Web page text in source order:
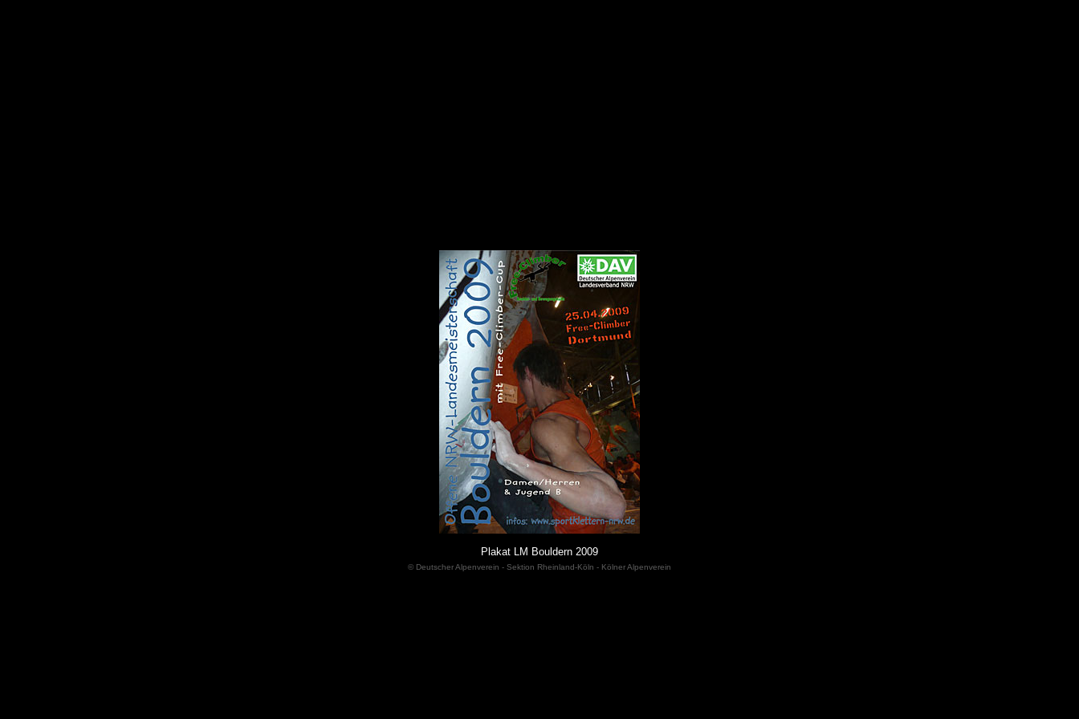
Plakat LM Bouldern 2009
© Deutscher Alpenverein - Sektion Rheinland-Köln - Kölner Alpenverein